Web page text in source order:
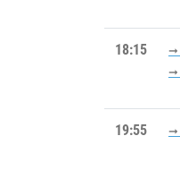
18:15
19:55